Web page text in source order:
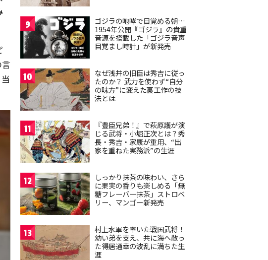
9
ゴジラの咆哮で目覚める朝…
1954年公開『ゴジラ』の貴重
音源を搭載した「ゴジラ音声
目覚まし時計」が新発売
10
なぜ浅井の旧臣は秀吉に従っ
たのか？ 武力を使わず“自分
の味方”に変えた裏工作の技
法とは
11
『豊臣兄弟！』で萩原護が演
じる武将・小堀正次とは？秀
長・秀吉・家康が重用、“出
家を重ねた実務派”の生涯
12
しっかり抹茶の味わい、さら
に果実の香りも楽しめる「無
糖フレーバー抹茶」ストロベ
リー、マンゴー新発売
13
村上水軍を率いた戦国武将！
幼い弟を支え、共に海へ散っ
た得居通幸の波乱に満ちた生
涯